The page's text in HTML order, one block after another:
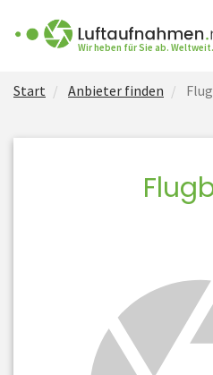
Wir heben für Sie ab. Weltweit.
Start Anbieter finden